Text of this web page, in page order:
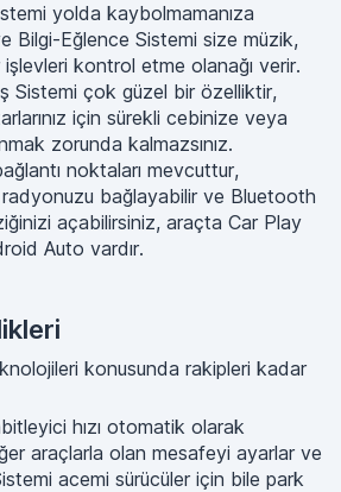
yolda kaybolmamanıza
Bilgi-Eğlence Sistemi size müzik,
kontrol etme olanağı verir.
Sistemi çok güzel bir özelliktir,
için sürekli cebinize veya
zorunda kalmazsınız.
noktaları mevcuttur,
bağlayabilir ve Bluetooth
açabilirsiniz, araçta Car Play
Auto vardır.
konusunda rakipleri kadar
hızı otomatik olarak
araçlarla olan mesafeyi ayarlar ve
acemi sürücüler için bile park